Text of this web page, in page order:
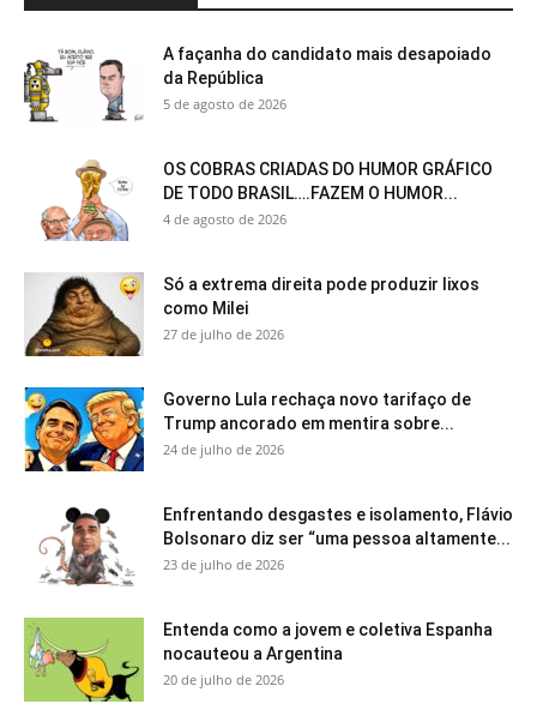
A façanha do candidato mais desapoiado
da República
5 de agosto de 2026
OS COBRAS CRIADAS DO HUMOR GRÁFICO
DE TODO BRASIL….FAZEM O HUMOR...
4 de agosto de 2026
Só a extrema direita pode produzir lixos
como Milei
27 de julho de 2026
Governo Lula rechaça novo tarifaço de
Trump ancorado em mentira sobre...
24 de julho de 2026
Enfrentando desgastes e isolamento, Flávio
Bolsonaro diz ser “uma pessoa altamente...
23 de julho de 2026
Entenda como a jovem e coletiva Espanha
nocauteou a Argentina
20 de julho de 2026